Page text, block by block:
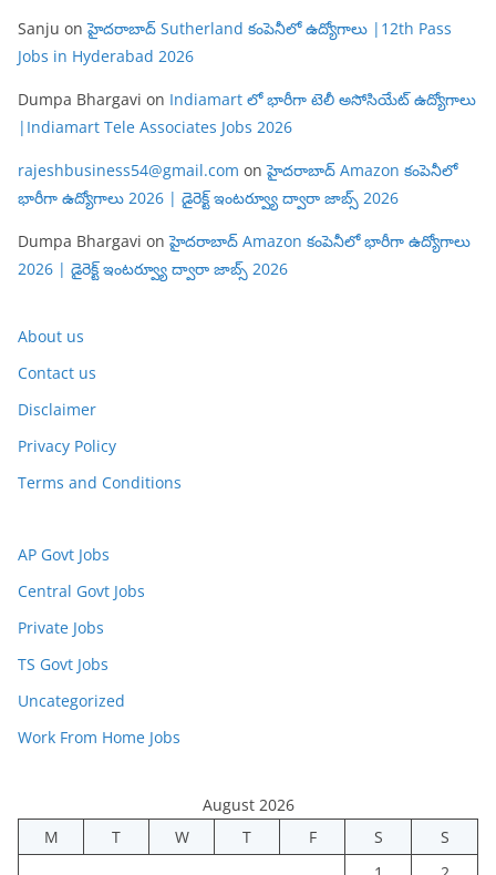
Sanju onహైదరాబాద్ Sutherland కంపెనీలో ఉద్యోగాలు |12th Pass
Jobs in Hyderabad 2026
Dumpa Bhargavi on Indiamart లో భారీగా టెలీ అసోసియేట్ ఉద్యోగాలు
|Indiamart Tele Associates Jobs 2026
rajeshbusiness54@gmail.com onహైదరాబాద్ Amazon కంపెనీలో
భారీగా ఉద్యోగాలు 2026 | డైరెక్ట్ ఇంటర్వ్యూ ద్వారా జాబ్స్ 2026
Dumpa Bhargavi onహైదరాబాద్ Amazon కంపెనీలో భారీగా ఉద్యోగాలు
2026 | డైరెక్ట్ ఇంటర్వ్యూ ద్వారా జాబ్స్ 2026
About us
Contact us
Disclaimer
Privacy Policy
Terms and Conditions
AP Govt Jobs
Central Govt Jobs
Private Jobs
TS Govt Jobs
Uncategorized
Work From Home Jobs
August 2026
M
T W T F S
S